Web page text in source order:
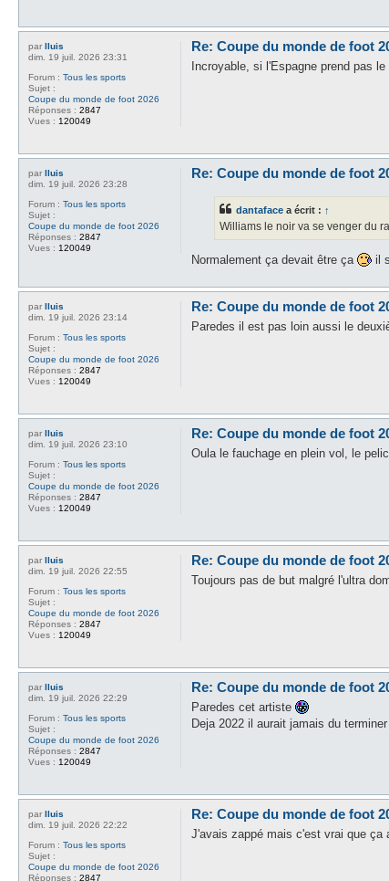
par lluis
dim. 19 juil. 2026 23:31
Forum : Tous les sports
Sujet :
Coupe du monde de foot 2026
Réponses : 2847
Vues : 120049
Re: Coupe du monde de foot
Incroyable, si l'Espagne prend pas
par lluis
dim. 19 juil. 2026 23:28
Forum : Tous les sports
Sujet :
Coupe du monde de foot 2026
Réponses : 2847
Vues : 120049
Re: Coupe du monde de foot
dantaface a écrit : ↑
Williams le noir va se venger du
Normalement ça devait être ça il
par lluis
dim. 19 juil. 2026 23:14
Forum : Tous les sports
Sujet :
Coupe du monde de foot 2026
Réponses : 2847
Vues : 120049
Re: Coupe du monde de foot
Paredes il est pas loin aussi le
par lluis
dim. 19 juil. 2026 23:10
Forum : Tous les sports
Sujet :
Coupe du monde de foot 2026
Réponses : 2847
Vues : 120049
Re: Coupe du monde de foot
Oula le fauchage en plein vol, le
par lluis
dim. 19 juil. 2026 22:55
Forum : Tous les sports
Sujet :
Coupe du monde de foot 2026
Réponses : 2847
Vues : 120049
Re: Coupe du monde de foot
Toujours pas de but malgré l'ultra
par lluis
dim. 19 juil. 2026 22:29
Forum : Tous les sports
Sujet :
Coupe du monde de foot 2026
Réponses : 2847
Vues : 120049
Re: Coupe du monde de foot
Paredes cet artiste
Deja 2022 il aurait jamais du
par lluis
dim. 19 juil. 2026 22:22
Forum : Tous les sports
Sujet :
Coupe du monde de foot 2026
Réponses : 2847
Re: Coupe du monde de foot
J'avais zappé mais c'est vrai que ça